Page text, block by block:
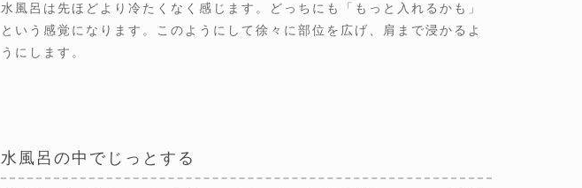
水風呂は先ほどより冷たくなく感じます。どっちにも「もっと入れるかも」
という感覚になります。このようにして徐々に部位を広げ、肩まで浸かるよ
うにします。
水風呂の中でじっとする